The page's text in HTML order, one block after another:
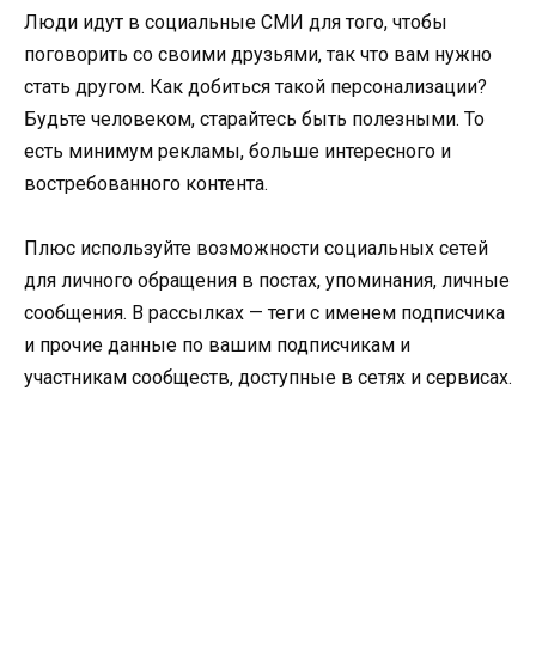
Люди идут в социальные СМИ для того, чтобы
поговорить со своими друзьями, так что вам нужно
стать другом. Как добиться такой персонализации?
Будьте человеком, старайтесь быть полезными. То
есть минимум рекламы, больше интересного и
востребованного контента.
Плюс используйте возможности социальных сетей
для личного обращения в постах, упоминания, личные
сообщения. В рассылках — теги с именем подписчика
и прочие данные по вашим подписчикам и
участникам сообществ, доступные в сетях и сервисах.